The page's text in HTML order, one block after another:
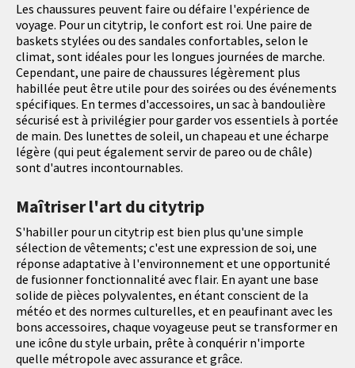
Les chaussures peuvent faire ou défaire l'expérience de
voyage. Pour un citytrip, le confort est roi. Une paire de
baskets stylées ou des sandales confortables, selon le
climat, sont idéales pour les longues journées de marche.
Cependant, une paire de chaussures légèrement plus
habillée peut être utile pour des soirées ou des événements
spécifiques. En termes d'accessoires, un sac à bandoulière
sécurisé est à privilégier pour garder vos essentiels à portée
de main. Des lunettes de soleil, un chapeau et une écharpe
légère (qui peut également servir de pareo ou de châle)
sont d'autres incontournables.
Maîtriser l'art du citytrip
S'habiller pour un citytrip est bien plus qu'une simple
sélection de vêtements; c'est une expression de soi, une
réponse adaptative à l'environnement et une opportunité
de fusionner fonctionnalité avec flair. En ayant une base
solide de pièces polyvalentes, en étant conscient de la
météo et des normes culturelles, et en peaufinant avec les
bons accessoires, chaque voyageuse peut se transformer en
une icône du style urbain, prête à conquérir n'importe
quelle métropole avec assurance et grâce.